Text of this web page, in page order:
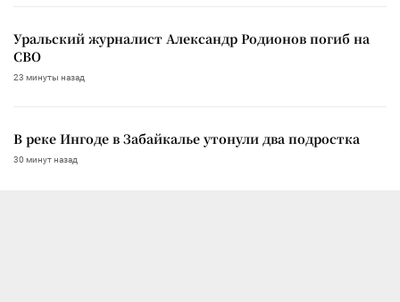
Уральский журналист Александр Родионов погиб на
СВО
23 минуты назад
В реке Ингоде в Забайкалье утонули два подростка
30 минут назад